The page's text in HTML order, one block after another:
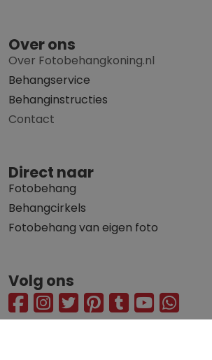
Over ons
Over Fotobehangkoning.nl
Behangservice
Behanginstructies
Contact
Direct naar
Fotobehang
Behangcirkels
Fotobehang van eigen foto
Volg ons